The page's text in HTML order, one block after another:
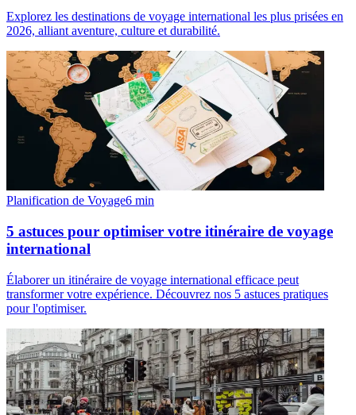
Explorez les destinations de voyage international les plus prisées en
2026, alliant aventure, culture et durabilité.
Planification de Voyage6 min
5 astuces pour optimiser votre itinéraire de voyage
international
Élaborer un itinéraire de voyage international efficace peut
transformer votre expérience. Découvrez nos 5 astuces pratiques
pour l'optimiser.